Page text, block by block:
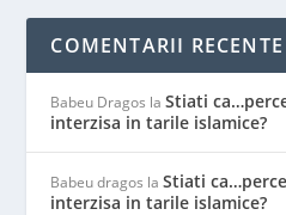
COMENTARII RECENTE
Babeu Dragos laStiati
interzisa in tarile islamice?
Babeu dragos laStiati
interzisa in tarile islamice?